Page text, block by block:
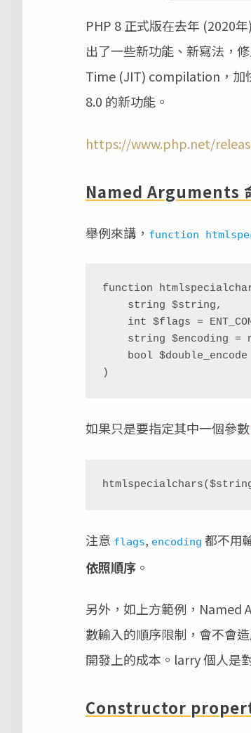
PHP 8 正式版在去年 (2020
出了一些新功能、新寫法，
Time (JIT) compilation，加
8.0 的新功能。
https://www.php.net/
Named Arguments
舉例來講， function
function
)
如果只是要指定其中一個參數
注意 flags, encoding 都不用
依照順序 。
另外，如上方範例，Named
數輸入的順序限制，會不會
開發上的成本。larry 個人是
Constructor